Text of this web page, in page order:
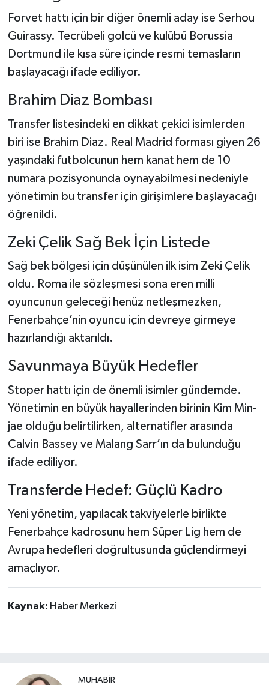
Forvet hattı için bir diğer önemli aday ise Serhou
Guirassy. Tecrübeli golcü ve kulübü Borussia
Dortmund ile kısa süre içinde resmi temasların
başlayacağı ifade ediliyor.
Brahim Diaz Bombası
Transfer listesindeki en dikkat çekici isimlerden
biri ise Brahim Diaz. Real Madrid forması giyen 26
yaşındaki futbolcunun hem kanat hem de 10
numara pozisyonunda oynayabilmesi nedeniyle
yönetimin bu transfer için girişimlere başlayacağı
öğrenildi.
Zeki Çelik Sağ Bek İçin Listede
Sağ bek bölgesi için düşünülen ilk isim Zeki Çelik
oldu. Roma ile sözleşmesi sona eren milli
oyuncunun geleceği henüz netleşmezken,
Fenerbahçe’nin oyuncu için devreye girmeye
hazırlandığı aktarıldı.
Savunmaya Büyük Hedefler
Stoper hattı için de önemli isimler gündemde.
Yönetimin en büyük hayallerinden birinin Kim Min-
jae olduğu belirtilirken, alternatifler arasında
Calvin Bassey ve Malang Sarr’ın da bulunduğu
ifade ediliyor.
Transferde Hedef: Güçlü Kadro
Yeni yönetim, yapılacak takviyelerle birlikte
Fenerbahçe kadrosunu hem Süper Lig hem de
Avrupa hedefleri doğrultusunda güçlendirmeyi
amaçlıyor.
Kaynak: Haber Merkezi
MUHABİR
Siyaset Haberleri
Dünya Haberleri
Yerel Haberler